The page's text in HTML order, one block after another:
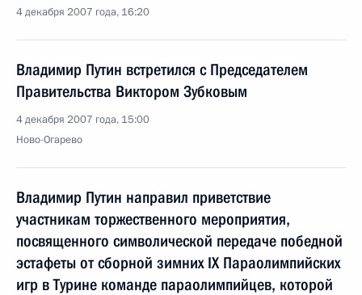
4 декабря 2007 года, 16:20
Владимир Путин встретился с Председателем
Правительства Виктором Зубковым
4 декабря 2007 года, 15:00
Ново-Огарево
Владимир Путин направил приветствие
участникам торжественного мероприятия,
посвященного символической передаче победной
эстафеты от сборной зимних IX Параолимпийских
игр в Турине команде параолимпийцев, которой